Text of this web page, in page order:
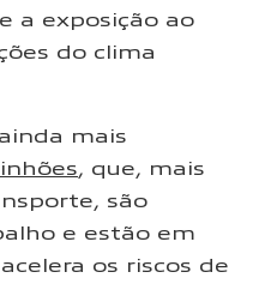
a exposição ao
do clima
mais
, que, mais
são
e estão em
os riscos de